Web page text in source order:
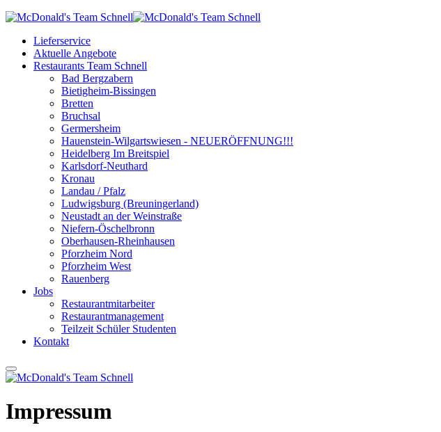
Lieferservice
Aktuelle Angebote
Restaurants Team Schnell
Bad Bergzabern
Bietigheim-Bissingen
Bretten
Bruchsal
Germersheim
Hauenstein-Wilgartswiesen - NEUERÖFFNUNG!!!
Heidelberg Im Breitspiel
Karlsdorf-Neuthard
Kronau
Landau / Pfalz
Ludwigsburg (Breuningerland)
Neustadt an der Weinstraße
Niefern-Öschelbronn
Oberhausen-Rheinhausen
Pforzheim Nord
Pforzheim West
Rauenberg
Jobs
Restaurantmitarbeiter
Restaurantmanagement
Teilzeit Schüler Studenten
Kontakt
Impressum